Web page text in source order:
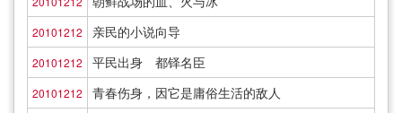
20101212 亲民的小说向导
20101212 平民出身 都铎名臣
20101212 青春伤身，因它是庸俗生活的敌人